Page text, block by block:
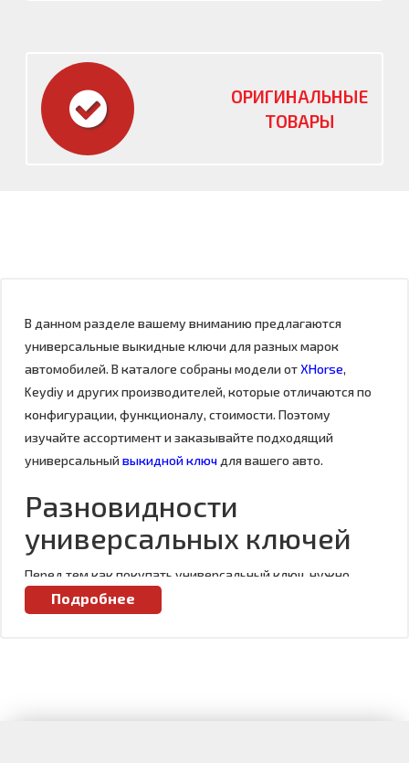
ОРИГИНАЛЬНЫЕ
ТОВАРЫ
В данном разделе вашему вниманию предлагаются
универсальные выкидные ключи для разных марок
автомобилей. В каталоге собраны модели от XHorse,
Keydiy и других производителей, которые отличаются по
конфигурации, функционалу, стоимости. Поэтому
изучайте ассортимент и заказывайте подходящий
универсальный выкидной ключ для вашего авто.
Разновидности
универсальных ключей
Перед тем как покупать универсальный ключ, нужно
определиться с тем, какой вам нужен. Ведь на выбор
Подробнее